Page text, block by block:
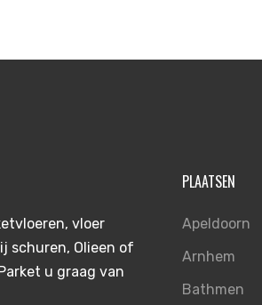
vloer
schuren, Olieen of
u graag van
PLAATSEN
Apeldoorn
Arnhem
Bathmen